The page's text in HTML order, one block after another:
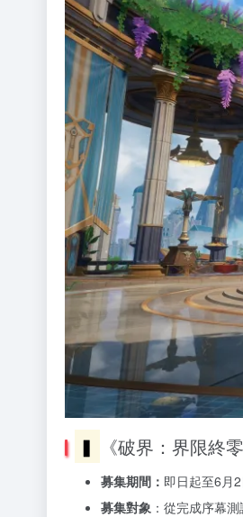
▍ 《破界：界限終
募集期間： 即日起至6月
募集對象 ：從完成序幕